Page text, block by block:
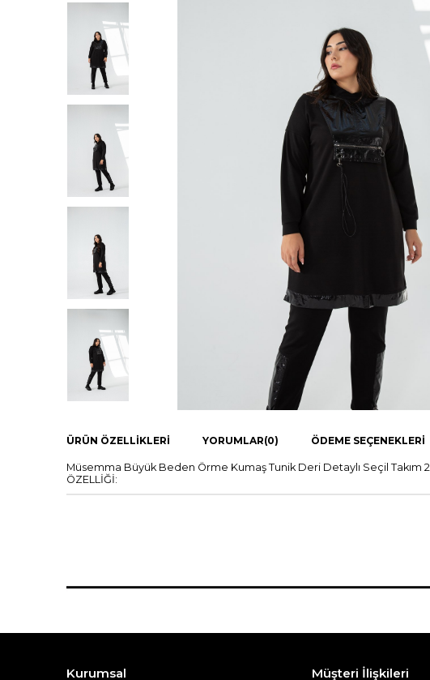
ÜRÜN ÖZELLIKLERI YORUMLAR(0) ÖDEME SEÇENEKLERI
Müsemma Büyük Beden Örme Kumaş Tunik Deri Detaylı Seçil Takım
ÖZELLİĞİ:
Kurumsal Müşteri İlişkileri